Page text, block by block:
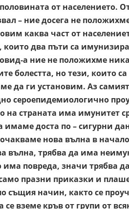
от населението.
– ние досега не
каква част от
два пъти са
а ние не положихме
болестта, но тези, които
да ги установим. Аз
сероепидемиологично
на страната има имунитет
имаме доста по – сигурни
нова вълна в
вълна, трябва да има
има повреда, значи трябва
празни приказки и
същия начин, както се
вземе кръв от групи от